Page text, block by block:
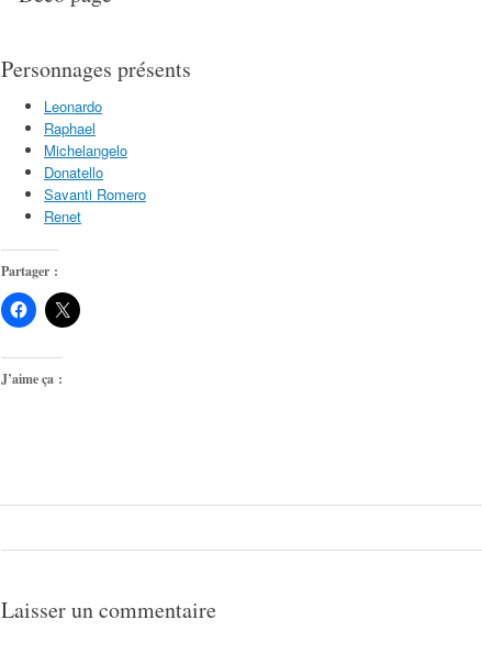
Personnages présents
Leonardo
Raphael
Michelangelo
Donatello
Savanti Romero
Renet
Partager :
J’aime ça :
Laisser un commentaire